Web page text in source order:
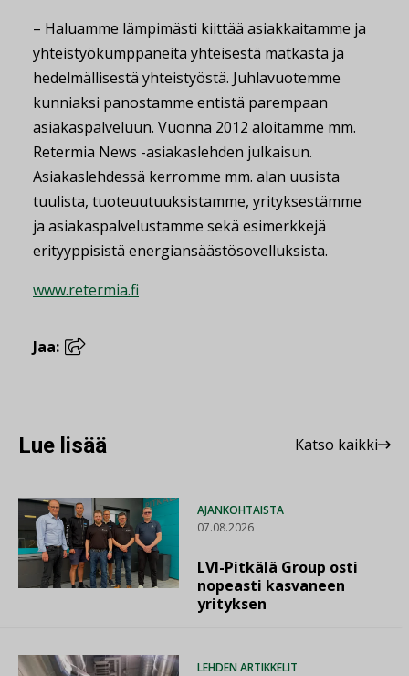
– Haluamme lämpimästi kiittää asiakkaitamme ja
yhteistyökumppaneita yhteisestä matkasta ja
hedelmällisestä yhteistyöstä. Juhlavuotemme
kunniaksi panostamme entistä parempaan
asiakaspalveluun. Vuonna 2012 aloitamme mm.
Retermia News -asiakaslehden julkaisun.
Asiakaslehdessä kerromme mm. alan uusista
tuulista, tuoteuutuuksistamme, yrityksestämme
ja asiakaspalvelustamme sekä esimerkkejä
erityyppisistä energiansäästösovelluksista.
www.retermia.fi
Jaa:
Lue lisää Katso kaikki
AJANKOHTAISTA
07.08.2026
LVI-Pitkälä Group osti
nopeasti kasvaneen
yrityksen
LEHDEN ARTIKKELIT